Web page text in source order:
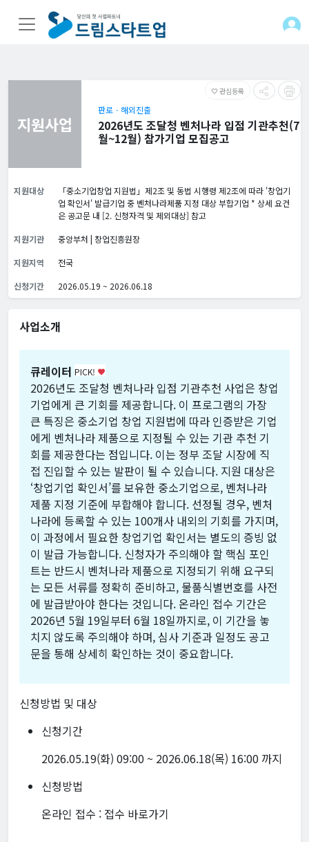
favorite_border 관심등록
지원사업
판로ㆍ해외진출
2026년도 조달청 벤처나라 입점 기관추천(7
월~12월) 참가기업 모집공고
지원대상
「중소기업창업 지원법」제2조 및 동법 시행령 제2조에 따라 '창업기
업 확인서' 발급기업 중 벤처나라제품 지정 대상 부합기업 * 상세 요건
은 공고문 내 [2. 신청자격 및 제외대상] 참고
지원기관
중앙부처 | 창업진흥원장
지원지역
전국
신청기간
2026.05.19 ~ 2026.06.18
사업소개
큐레이터 PICK! favorite
2026년도 조달청 벤처나라 입점 기관추천 사업은 창업
기업에게 큰 기회를 제공합니다. 이 프로그램의 가장
큰 특징은 중소기업 창업 지원법에 따라 인증받은 기업
에게 벤처나라 제품으로 지정될 수 있는 기관 추천 기
회를 제공한다는 점입니다. 이는 정부 조달 시장에 직
접 진입할 수 있는 발판이 될 수 있습니다. 지원 대상은
‘창업기업 확인서’를 보유한 중소기업으로, 벤처나라
제품 지정 기준에 부합해야 합니다. 선정될 경우, 벤처
나라에 등록할 수 있는 100개사 내외의 기회를 가지며,
이 과정에서 필요한 창업기업 확인서는 별도의 증빙 없
이 발급 가능합니다. 신청자가 주의해야 할 핵심 포인
트는 반드시 벤처나라 제품으로 지정되기 위해 요구되
는 모든 서류를 정확히 준비하고, 물품식별번호를 사전
에 발급받아야 한다는 것입니다. 온라인 접수 기간은
2026년 5월 19일부터 6월 18일까지로, 이 기간을 놓
치지 않도록 주의해야 하며, 심사 기준과 일정도 공고
문을 통해 상세히 확인하는 것이 중요합니다.
신청방법 및 대상
신청기간
2026.05.19(화) 09:00 ~ 2026.06.18(목) 16:00 까지
신청방법
온라인 접수 : 접수 바로가기